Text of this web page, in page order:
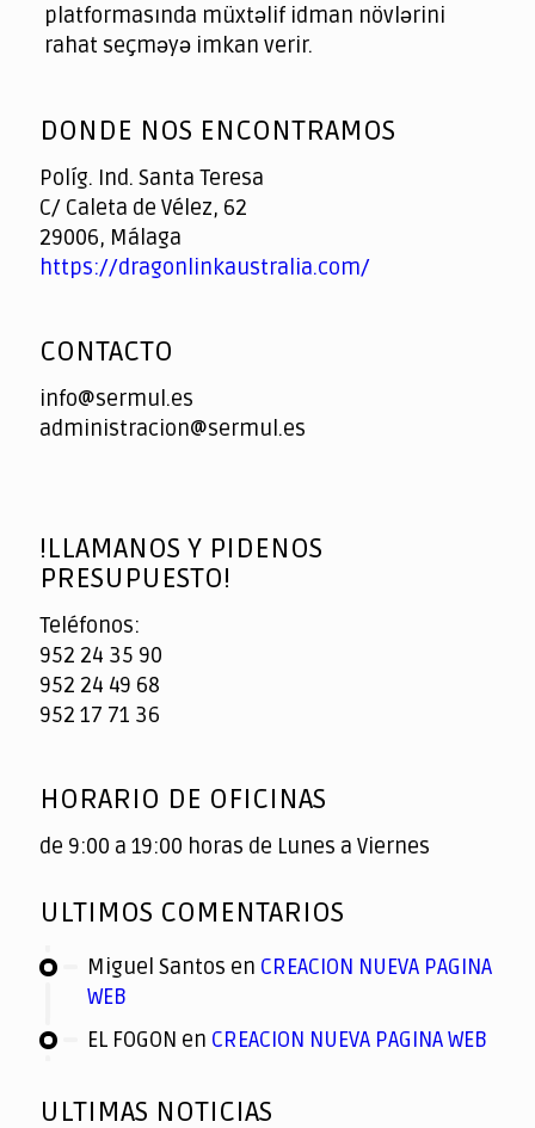
platformasında müxtəlif idman növlərini
rahat seçməyə imkan verir.
of
DONDE NOS ENCONTRAMOS
Políg. Ind. Santa Teresa
C/ Caleta de Vélez, 62
29006, Málaga
https://dragonlinkaustralia.com/
CONTACTO
info@sermul.es
administracion@sermul.es
!LLAMANOS Y PIDENOS
PRESUPUESTO!
Teléfonos:
952 24 35 90
952 24 49 68
952 17 71 36
HORARIO DE OFICINAS
de 9:00 a 19:00 horas de Lunes a Viernes
ULTIMOS COMENTARIOS
Miguel Santos en CREACION NUEVA PAGINA
WEB
EL FOGON en CREACION NUEVA PAGINA WEB
ULTIMAS NOTICIAS